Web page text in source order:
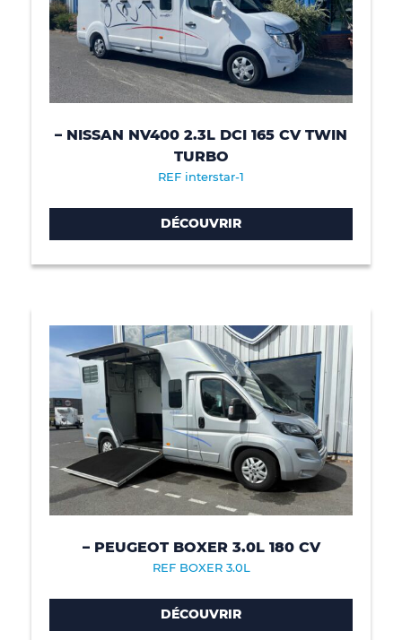
– NISSAN NV400 2.3L DCI 165 CV TWIN
TURBO
REF interstar-1
DÉCOUVRIR
– PEUGEOT BOXER 3.0L 180 CV
REF BOXER 3.0L
DÉCOUVRIR